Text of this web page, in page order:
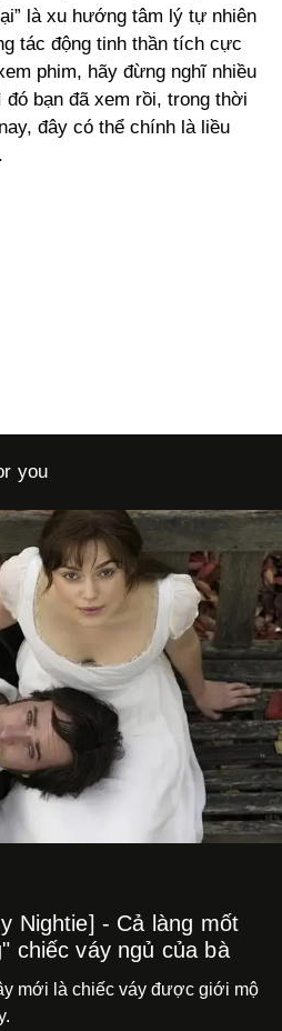
là xu hướng tâm lý tự nhiên
tác động tinh thần tích cực
phim, hãy đừng nghĩ nhiều
bạn đã xem rồi, trong thời
đây có thể chính là liều
you
Nightie] - Cả làng mốt
chiếc váy ngủ của bà
mới là chiếc váy được giới mộ